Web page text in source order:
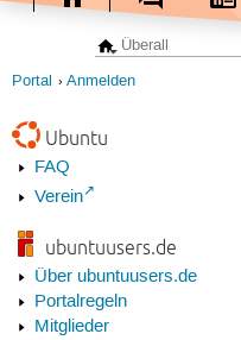
Portal Anmelden
Ubuntu
FAQ
Verein
ubuntuusers.de
Über ubuntuusers.de
Portalregeln
Mitglieder